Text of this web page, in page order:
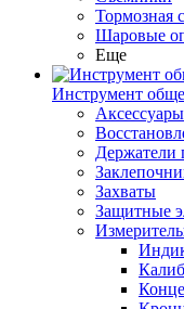
Тормозная
Шаровые
Еще
Инструмент
Аксессуары
Держатели
Захваты
Защитные